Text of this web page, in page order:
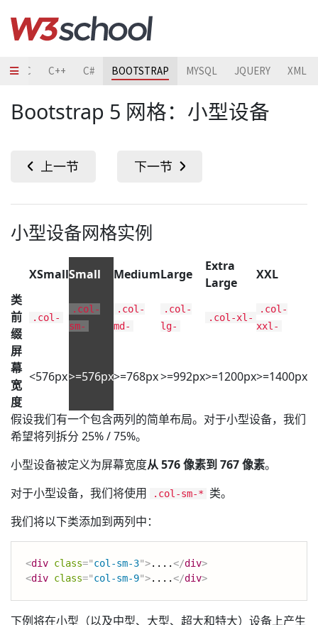
C C++ C# BOOTSTRAP MYSQL JQUERY XML
Bootstrap 5 网格：小型设备
小型设备网格实例
XSmallSmall MediumLarge
Extra
Large
XXL
类
前
缀
.col-
.col-
sm-
.col-
md-
.col-
lg-
.col-xl-
.col-
xxl-
屏
幕
宽
度
<576px>=576px>=768px>=992px>=1200px>=1400px
假设我们有一个包含两列的简单布局。对于小型设备，我们
希望将列拆分 25% / 75%。
小型设备被定义为屏幕宽度从 576 像素到 767 像素。
对于小型设备，我们将使用
.col-sm-*
类。
我们将以下类添加到两列中：
<div class="col-sm-3">....</div>
<div class="col-sm-9">....</div>
下例将在小型（以及中型、大型、超大和特大）设备上产生